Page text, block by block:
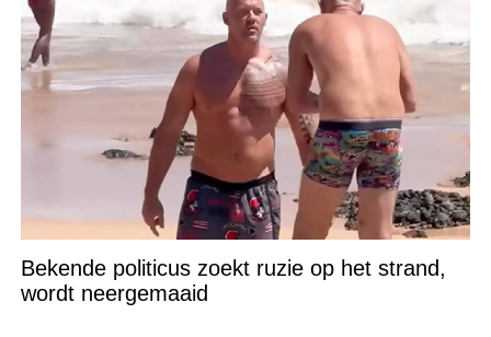
Bekende politicus zoekt ruzie op het strand,
wordt neergemaaid